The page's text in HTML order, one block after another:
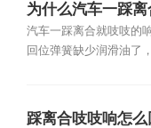
为什么汽车一踩
汽车一踩离合就吱吱的
回位弹簧缺少润滑油了
踩离合吱吱响怎么